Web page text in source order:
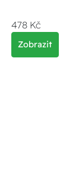
478 Kč
Zobrazit